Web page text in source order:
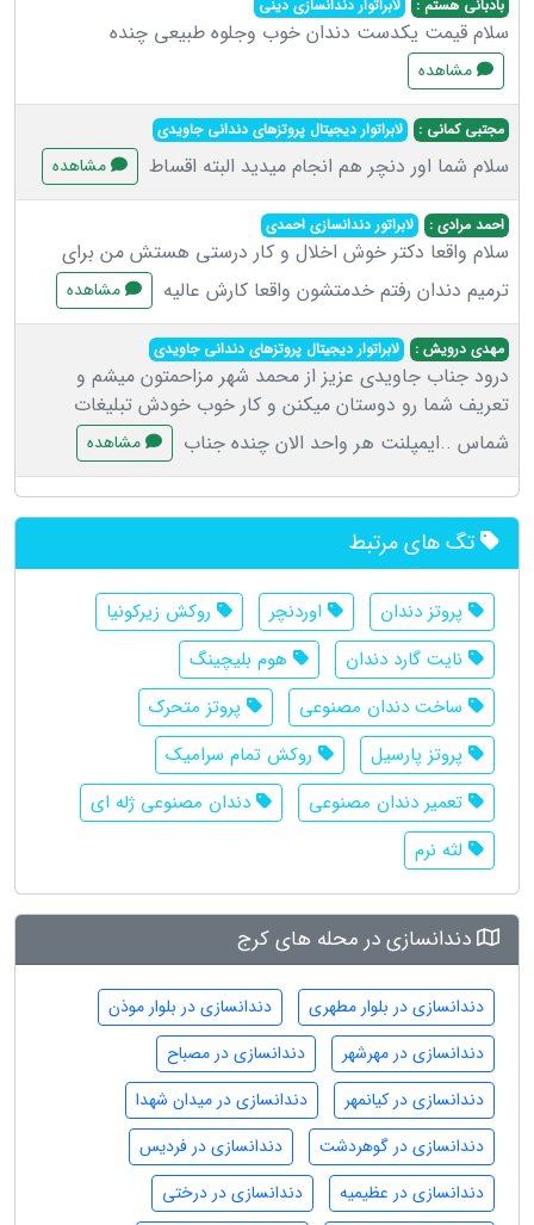
بادبانی هستم : لابراتوار دندانسازی دینی
سلام قیمت یکدست دندان خوب وجلوه طبیعی چنده
مشاهده
مجتبی كمانی : لابراتوار دیجیتال پروتزهای دندانی جاویدی
سلام شما اور دنچر هم انجام میدید البته اقساط مشاهده
احمد مرادی : لابراتور دندانسازی احمدی
سلام واقعا دکتر خوش اخلال و کار درستی هستش من برای
ترمیم دندان رفتم خدمتشون واقعا کارش عالیه
مشاهده
مهدی درویش : لابراتوار دیجیتال پروتزهای دندانی جاویدی
درود جناب جاویدی عزیز از محمد شهر مزاحمتون میشم و
تعریف شما رو دوستان میکنن و کار خوب خودش تبلیغات
شماس ..ایمپلنت هر واحد الان چنده جناب
مشاهده
تگ های مرتبط
پروتز دندان اوردنچر
روکش زیرکونیا
نایت گارد دندان
هوم بلیچینگ
ساخت دندان مصنوعی
پروتز متحرک
پروتز پارسیل
روکش تمام سرامیک
تعمیر دندان مصنوعی
دندان مصنوعی ژله ای
لثه نرم
دندانسازی در محله های کرج
دندانسازی در بلوار مطهری
دندانسازی در بلوار موذن
دندانسازی در مهرشهر
دندانسازی در مصباح
دندانسازی در کیانمهر
دندانسازی در میدان شهدا
دندانسازی در گوهردشت
دندانسازی در فردیس
دندانسازی در عظیمیه
دندانسازی در درختی